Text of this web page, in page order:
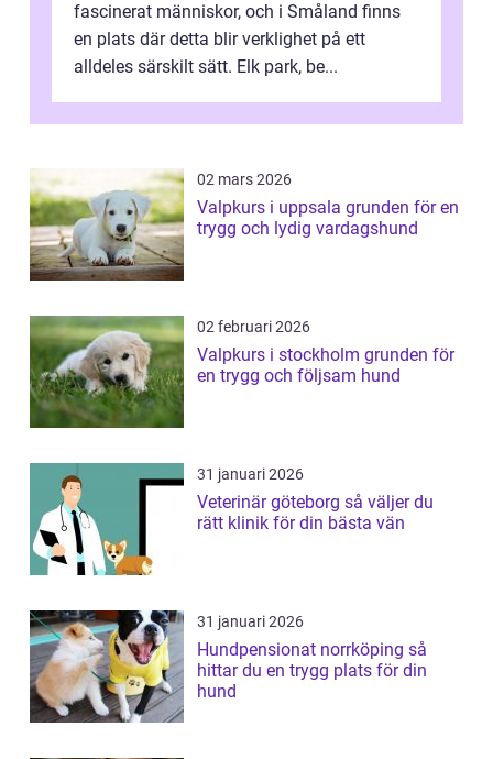
fascinerat människor, och i Småland finns
en plats där detta blir verklighet på ett
alldeles särskilt sätt. Elk park, be...
02 mars 2026
Valpkurs i uppsala grunden för en
trygg och lydig vardagshund
02 februari 2026
Valpkurs i stockholm grunden för
en trygg och följsam hund
31 januari 2026
Veterinär göteborg så väljer du
rätt klinik för din bästa vän
31 januari 2026
Hundpensionat norrköping så
hittar du en trygg plats för din
hund